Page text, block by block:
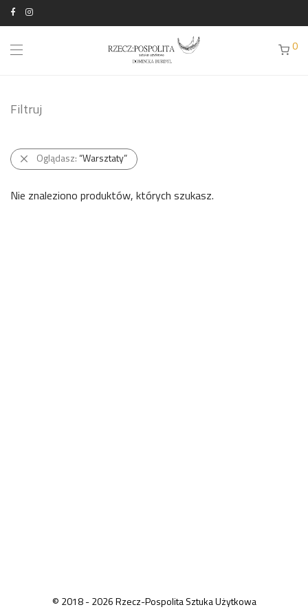
0
Filtruj
Oglądasz: “Warsztaty”
Nie znaleziono produktów, których szukasz.
© 2018 - 2026 Rzecz-Pospolita Sztuka Użytkowa